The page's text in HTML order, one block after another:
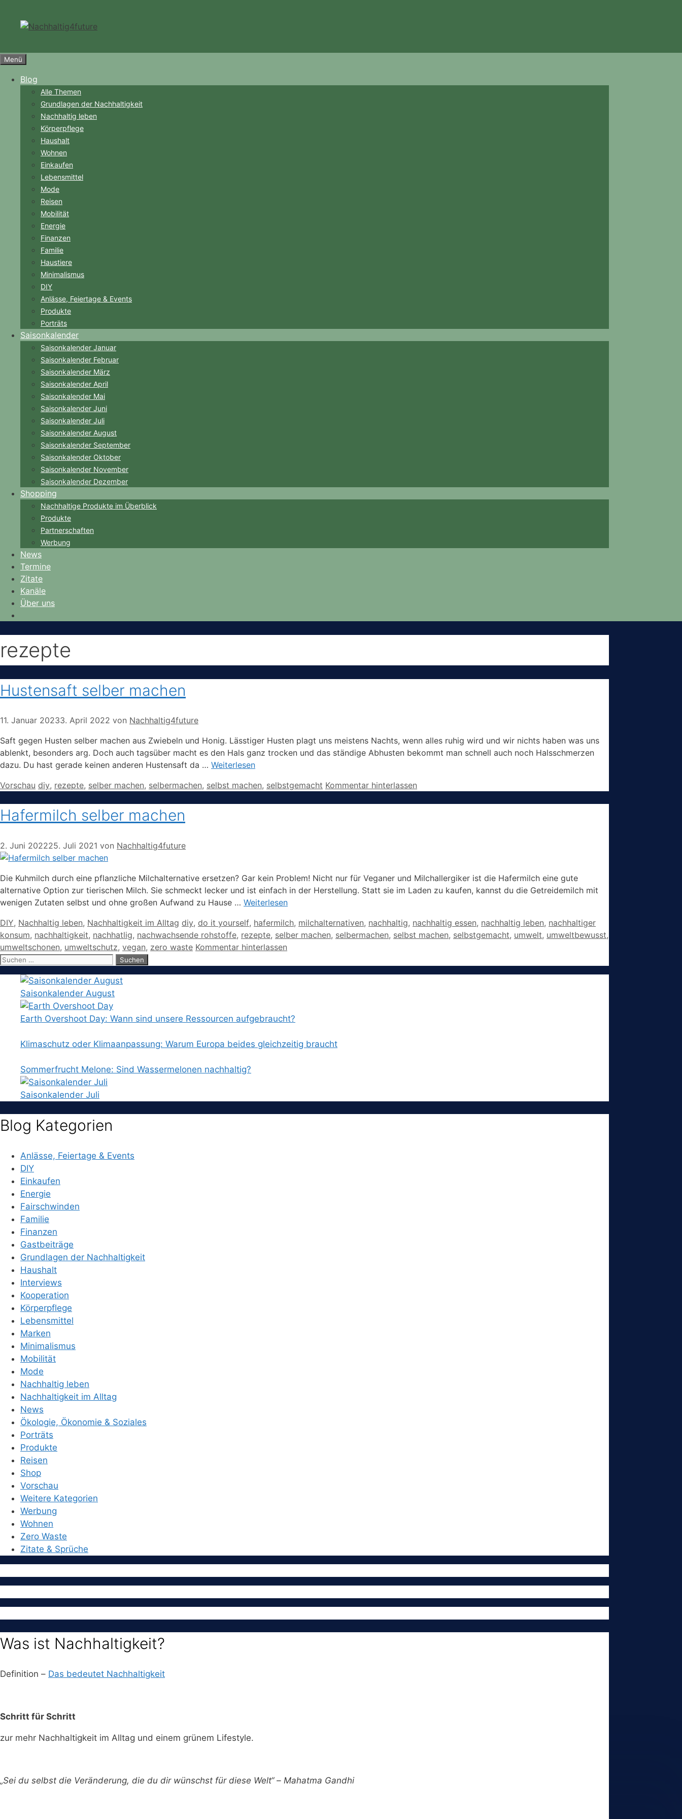
springen
Menü
Blog
Alle Themen
Grundlagen der Nachhaltigkeit
Nachhaltig leben
Körperpflege
Haushalt
Wohnen
Einkaufen
Lebensmittel
Mode
Reisen
Mobilität
Energie
Finanzen
Familie
Haustiere
Minimalismus
DIY
Anlässe, Feiertage & Events
Produkte
Porträts
Saisonkalender
Saisonkalender Januar
Saisonkalender Februar
Saisonkalender März
Saisonkalender April
Saisonkalender Mai
Saisonkalender Juni
Saisonkalender Juli
Saisonkalender August
Saisonkalender September
Saisonkalender Oktober
Saisonkalender November
Saisonkalender Dezember
Shopping
Nachhaltige Produkte im Überblick
Produkte
Partnerschaften
Werbung
News
Termine
Zitate
Kanäle
Über uns
rezepte
Hustensaft selber machen
11. Januar 20233. April 2022 von Nachhaltig4future
Saft gegen Husten selber machen aus Zwiebeln und Honig. Lässtiger Husten plagt uns meistens Nachts, wenn alles ruhig wird und wir nichts haben was uns
ablenkt, besonders arg. Doch auch tagsüber macht es den Hals ganz trocken und das ständige Abhusten bekommt man schnell auch noch Halsschmerzen
dazu. Du hast gerade keinen anderen Hustensaft da … Weiterlesen
Kategorien
Vorschau Schlagwörter
diy, rezepte, selber machen, selbermachen, selbst machen, selbstgemacht Kommentar hinterlassen
Hafermilch selber machen
2. Juni 202225. Juli 2021 von Nachhaltig4future
Die Kuhmilch durch eine pflanzliche Milchalternative ersetzen? Gar kein Problem! Nicht nur für Veganer und Milchallergiker ist die Hafermilch eine gute
alternative Option zur tierischen Milch. Sie schmeckt lecker und ist einfach in der Herstellung. Statt sie im Laden zu kaufen, kannst du die Getreidemilch mit
wenigen Zutaten selbst und ohne großen Aufwand zu Hause … Weiterlesen
Kategorien
DIY, Nachhaltig leben, Nachhaltigkeit im Alltag Schlagwörter
diy, do it yourself, hafermilch, milchalternativen, nachhaltig, nachhaltig essen, nachhaltig leben, nachhaltiger
konsum, nachhaltigkeit, nachhatlig, nachwachsende rohstoffe, rezepte, selber machen, selbermachen, selbst machen, selbstgemacht, umwelt, umweltbewusst,
umweltschonen, umweltschutz, vegan, zero waste Kommentar hinterlassen
Suchen
Saisonkalender August
Earth Overshoot Day: Wann sind unsere Ressourcen aufgebraucht?
Klimaschutz oder Klimaanpassung: Warum Europa beides gleichzeitig braucht
Sommerfrucht Melone: Sind Wassermelonen nachhaltig?
Saisonkalender Juli
Blog Kategorien
Anlässe, Feiertage & Events
DIY
Einkaufen
Energie
Fairschwinden
Familie
Finanzen
Gastbeiträge
Grundlagen der Nachhaltigkeit
Haushalt
Interviews
Kooperation
Körperpflege
Lebensmittel
Marken
Minimalismus
Mobilität
Mode
Nachhaltig leben
Nachhaltigkeit im Alltag
News
Ökologie, Ökonomie & Soziales
Porträts
Produkte
Reisen
Shop
Vorschau
Weitere Kategorien
Werbung
Wohnen
Zero Waste
Zitate & Sprüche
Was ist Nachhaltigkeit?
Definition – Das bedeutet Nachhaltigkeit
Schritt für Schritt
zur mehr Nachhaltigkeit im Alltag und einem grünem Lifestyle.
„Sei du selbst die Veränderung, die du dir wünschst für diese Welt“ – Mahatma Gandhi